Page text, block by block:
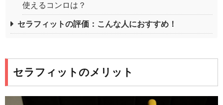
使えるコンロは？
セラフィットの評価：こんな人におすすめ！
セラフィットのメリット